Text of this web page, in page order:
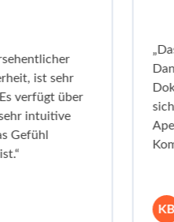
ist sehr
über
intuitive
„Das
Dank
sicher